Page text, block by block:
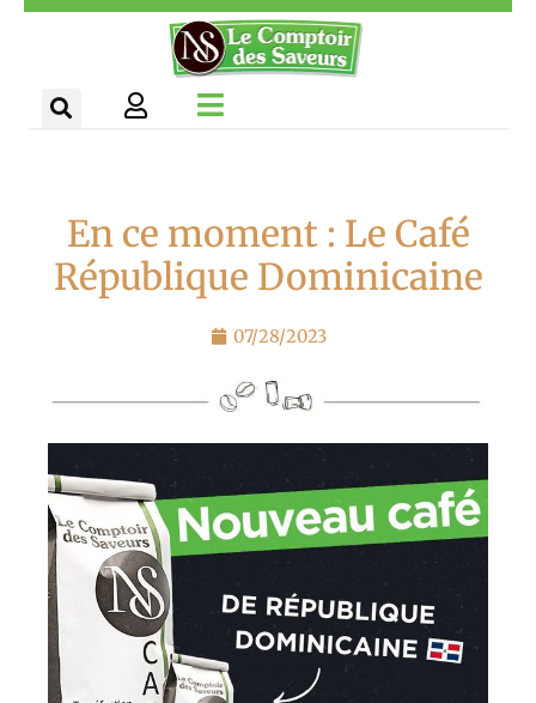
Aller
En ce moment : Le Café
République Dominicaine
07/28/2023
Panneau de gestion des cookies